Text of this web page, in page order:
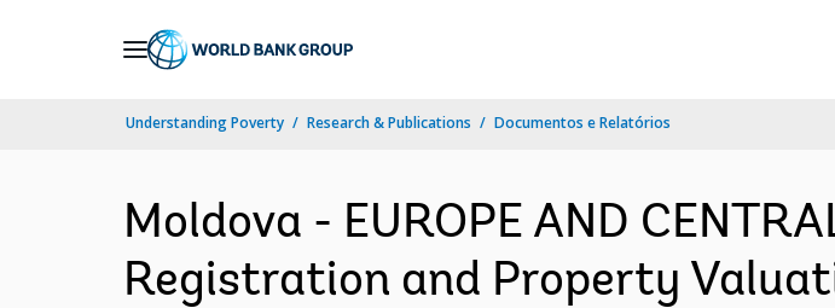
Understanding Poverty Research & Publications Documentos e Relatórios
Moldova - EUROPE AND
Registration and Property